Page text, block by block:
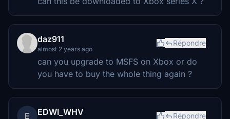
daz911
almost 2 years ago
Répondre
can you upgrade to MSFS on Xbox or do
you have to buy the whole thing again ?
E EDWI_WHV Répondre